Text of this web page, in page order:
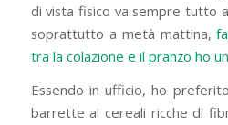
di vista fisico va sempre tutto
soprattutto a metà mattina,
tra la colazione e il pranzo ho
Essendo in ufficio, ho
barrette ai cereali ricche di